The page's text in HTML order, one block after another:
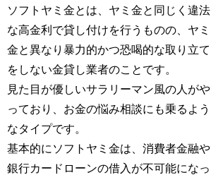
ソフトヤミ金とは、ヤミ金と同じく違法
な高金利で貸し付けを行うものの、ヤミ
金と異なり暴力的かつ恐喝的な取り立て
をしない金貸し業者のことです。
見た目が優しいサラリーマン風の人がや
っており、お金の悩み相談にも乗るよう
なタイプです。
基本的にソフトヤミ金は、消費者金融や
銀行カードローンの借入が不可能になっ